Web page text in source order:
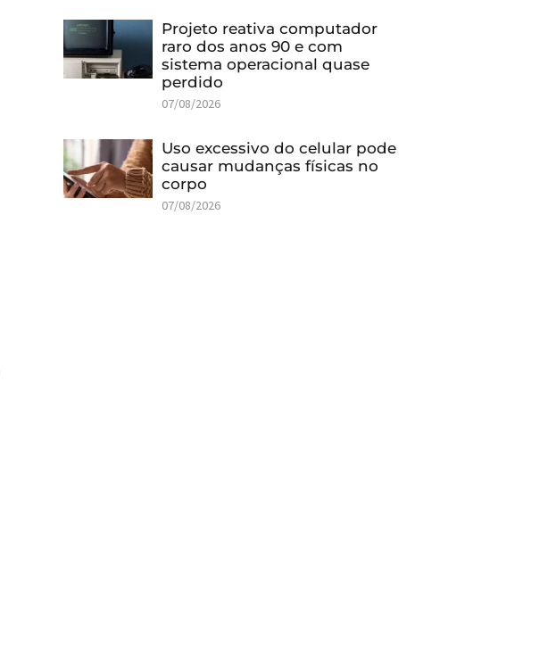
Projeto reativa computador
raro dos anos 90 e com
sistema operacional quase
perdido
07/08/2026
Uso excessivo do celular pode
causar mudanças físicas no
corpo
07/08/2026